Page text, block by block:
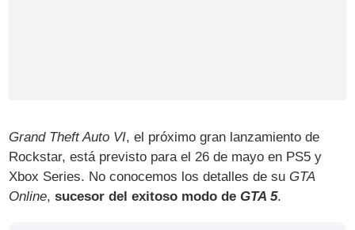
Grand Theft Auto VI, el próximo gran lanzamiento de
Rockstar, está previsto para el 26 de mayo en PS5 y
Xbox Series. No conocemos los detalles de suGTA
Online,sucesor del exitoso modo deGTA 5.